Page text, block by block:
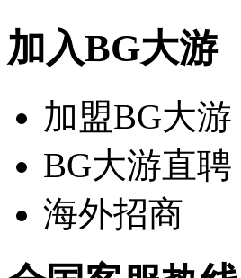
加入BG大游
加盟BG大游
BG大游直聘
海外招商